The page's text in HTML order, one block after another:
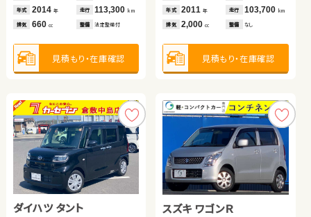
年式 2014 年 走行 113,300 km
排気 660 cc 整備 法定整備付
見積もり・在庫確認
年式 2011年 走行 103,700 km
排気 2,000cc 整備 なし
見積もり・在庫確認
ダイハツ タント スズキ ワゴンＲ
年式 2022 年 走行 67,400km
排気 1,800 整備 法定整備付
見積もり・在庫確認
年式 2024年 走行 10,600km
排気 1,800cc 整備 法定整備付
見積もり・在庫確認
トヨタ アクア トヨタ ヴェルファイア
年式 2015 年 走行 71,800km
排気 660 cc 整備 法定整備付
見積もり・在庫確認
年式 2011年 走行 48,300km
排気 2,000cc 整備 法定整備付
見積もり・在庫確認
ダイハツ ムーヴ キャンバ